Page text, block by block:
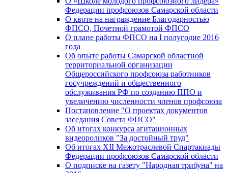
Федерации профсоюзов Самарской области
О квоте на награждение Благодарностью
ФПСО, Почетной грамотой ФПСО
О плане работы ФПСО на I полугодие 2016
года
Об опыте работы Самарской областной
территориальной организации
Общероссийского профсоюза работников
госучреждений и общественного
обслуживания РФ по созданию ППО и
увеличению численности членов профсоюза
Постановление "О проектах документов
заседания Совета ФПСО"
Об итогах конкурса агитационных
видеороликов "За достойный труд"
Об итогах XII Межотраслевой Спартакиады
Федерации профсоюзов Самарской области
О подписке на газету "Народная трибуна" на